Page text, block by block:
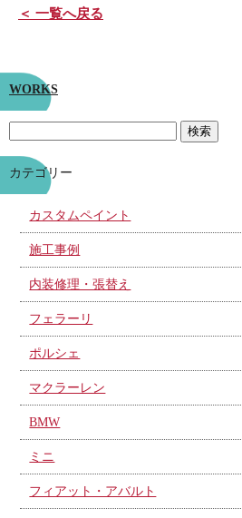
＜ 一覧へ戻る
WORKS
カテゴリー
カスタムペイント
施工事例
内装修理・張替え
フェラーリ
ポルシェ
マクラーレン
BMW
ミニ
フィアット・アバルト